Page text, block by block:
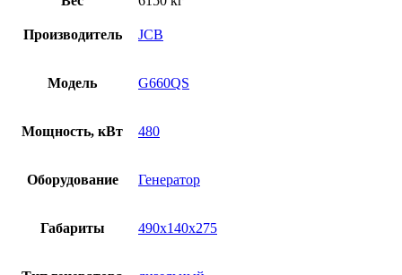
Производитель JCB
Модель G660QS
Мощность, кВт 480
Оборудование Генератор
Габариты 490х140х275